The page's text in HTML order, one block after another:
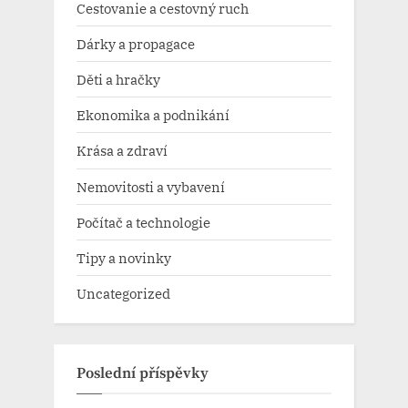
Cestovanie a cestovný ruch
Dárky a propagace
Děti a hračky
Ekonomika a podnikání
Krása a zdraví
Nemovitosti a vybavení
Počítač a technologie
Tipy a novinky
Uncategorized
Poslední příspěvky